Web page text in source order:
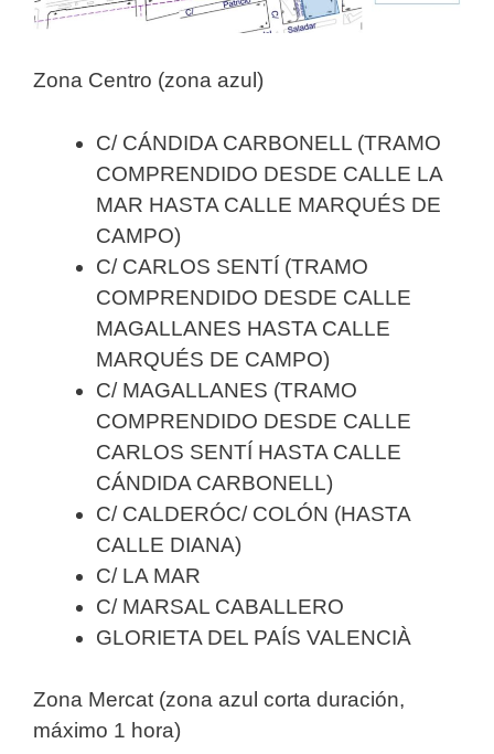
Zona Centro (zona azul)
C/ CÁNDIDA CARBONELL (TRAMO
COMPRENDIDO DESDE CALLE LA
MAR HASTA CALLE MARQUÉS DE
CAMPO)
C/ CARLOS SENTÍ (TRAMO
COMPRENDIDO DESDE CALLE
MAGALLANES HASTA CALLE
MARQUÉS DE CAMPO)
C/ MAGALLANES (TRAMO
COMPRENDIDO DESDE CALLE
CARLOS SENTÍ HASTA CALLE
CÁNDIDA CARBONELL)
C/ CALDERÓC/ COLÓN (HASTA
CALLE DIANA)
C/ LA MAR
C/ MARSAL CABALLERO
GLORIETA DEL PAÍS VALENCIÀ
Zona Mercat (zona azul corta duración,
máximo 1 hora)